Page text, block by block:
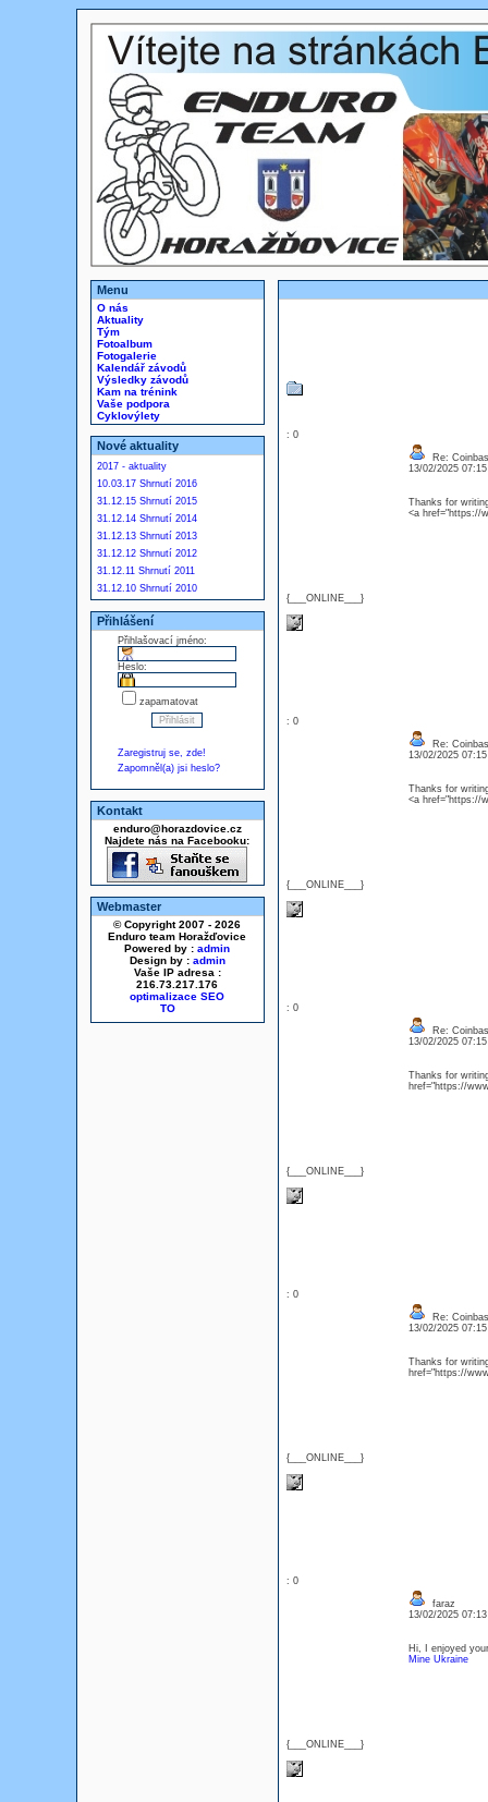
Menu
O nás
Aktuality
Tým
Fotoalbum
Fotogalerie
Kalendář závodů
Výsledky závodů
Kam na trénink
Vaše podpora
Cyklovýlety
Nové aktuality
2017 - aktuality
10.03.17 Shrnutí 2016
31.12.15 Shrnutí 2015
31.12.14 Shrnutí 2014
31.12.13 Shrnutí 2013
31.12.12 Shrnutí 2012
31.12.11 Shrnutí 2011
31.12.10 Shrnutí 2010
Přihlášení
Přihlašovací jméno:
Heslo:
zapamatovat
Zaregistruj se, zde!
Zapomněl(a) jsi heslo?
Kontakt
enduro@horazdovice.cz
Najdete nás na Facebooku:
Webmaster
© Copyright 2007 - 2026
Enduro team Horažďovice
Powered by : admin
Design by : admin
Vaše IP adresa :
216.73.217.176
optimalizace SEO
: 0
{___ONLINE___}
Re:
13/02/2025
Thanks for
<a href="https://
: 0
{___ONLINE___}
Re:
13/02/2025
Thanks for
<a href="https://
: 0
{___ONLINE___}
Re:
13/02/2025
Thanks for
href="https://
: 0
{___ONLINE___}
Re:
13/02/2025
Thanks for
href="https://
: 0
{___ONLINE___}
faraz
13/02/2025
Hi, I enjoyed
Mine Ukraine